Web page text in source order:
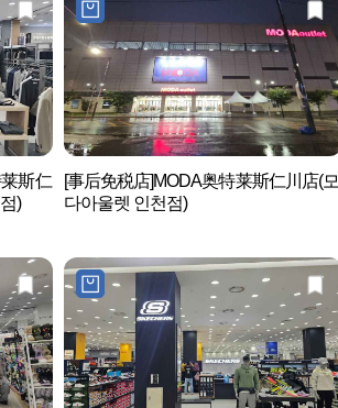
斯仁
)
[事后免税店]MODA奥特莱斯仁川店(모
다아울렛 인천점)